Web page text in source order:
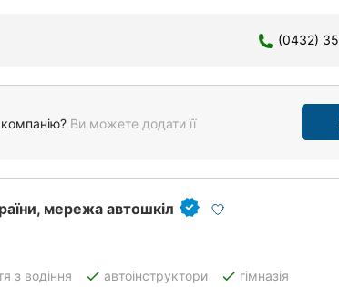
(0432) 35
Ви можете додати її
мережа автошкіл
з водіння done автоінструктори done гімназія